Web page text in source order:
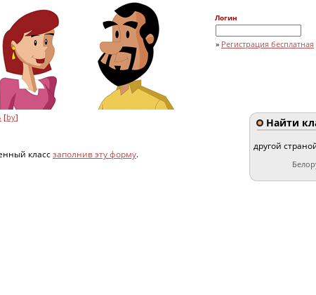
Логин
» Регистрация бесплатная
[by]
классзаполнив эту форму.
Найти
другой